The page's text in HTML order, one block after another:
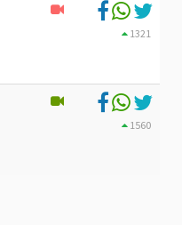
1321
1560